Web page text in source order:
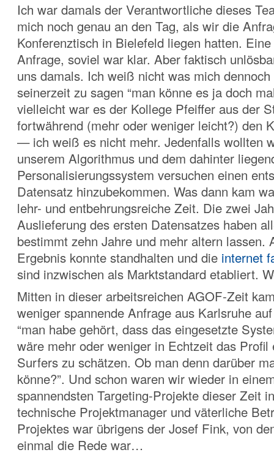
Ich war damals der Verantwortliche dieses
mich noch genau an den Tag, als wir die
Konferenztisch in Bielefeld liegen hatten.
Anfrage, soviel war klar. Aber faktisch
uns damals. Ich weiß nicht was mich
seinerzeit zu sagen “man könne es ja doch
vielleicht war es der Kollege Pfeiffer aus der
fortwährend (mehr oder weniger leicht?) den
— ich weiß es nicht mehr. Jedenfalls wollten
unserem Algorithmus und dem dahinter
Personalisierungssystem versuchen einen
Datensatz hinzubekommen. Was dann kam
lehr- und entbehrungsreiche Zeit. Die zwei
Auslieferung des ersten Datensatzes haben
bestimmt zehn Jahre und mehr altern lassen.
Ergebnis konnte standhalten und die internet
sind inzwischen als Marktstandard etabliert.
Mitten in dieser arbeitsreichen AGOF-Zeit
weniger spannende Anfrage aus Karlsruhe
“man habe gehört, dass das eingesetzte
wäre mehr oder weniger in Echtzeit das Profil
Surfers zu schätzen. Ob man denn darüber
könne?”. Und schon waren wir wieder in
spannendsten Targeting-Projekte dieser Zeit
technische Projektmanager und väterliche
Projektes war übrigens der Josef Fink, von
einmal die Rede war…